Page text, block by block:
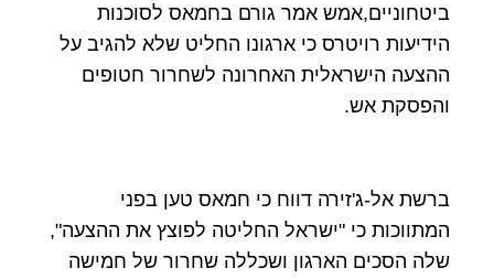
ביטחוניים,אמש אמר גורם בחמאס לסוכנות
הידיעות רויטרס כי ארגונו החליט שלא להגיב על
ההצעה הישראלית האחרונה לשחרור חטופים
והפסקת אש.
ברשת אל-ג'זירה דווח כי חמאס טען בפני
המתווכות כי "ישראל החליטה לפוצץ את ההצעה",
שלה הסכים הארגון ושכללה שחרור של חמישה